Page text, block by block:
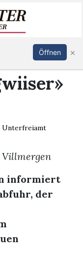
Anmelden
Unterfreiamt
Villmergen
informiert
der
Öffnen ×